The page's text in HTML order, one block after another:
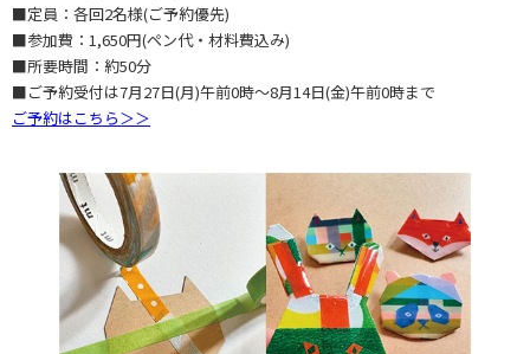
■定員：各回2名様(ご予約優先)
■参加費：1,650円(ペン代・材料費込み)
■所要時間：約50分
■ご予約受付は7月27日(月)午前0時～8月14日(金)午前0時まで
ご予約はこちら＞＞